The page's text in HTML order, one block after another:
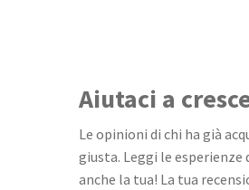
Aiutaci a
Le opinioni di chi ha già
giusta. Leggi le
anche la tua! La tua